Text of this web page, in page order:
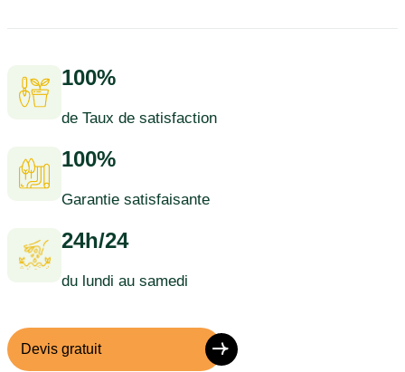
100%
de Taux de satisfaction
100%
Garantie satisfaisante
24h/24
du lundi au samedi
Devis gratuit